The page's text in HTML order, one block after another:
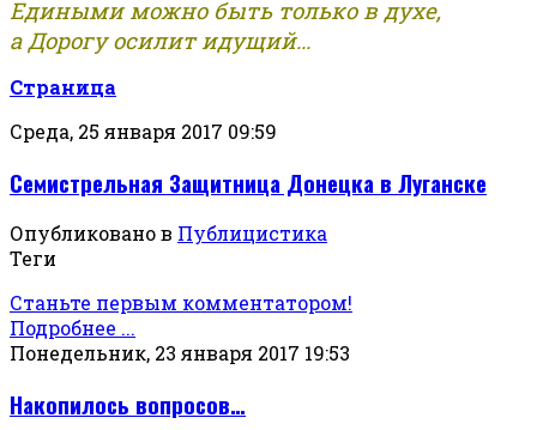
Едиными можно быть только в духе,
а Дорогу осилит идущий...
Страница
Среда, 25 января 2017 09:59
Семистрельная Защитница Донецка в Луганске
Опубликовано в Публицистика
Теги
Станьте первым комментатором!
Подробнее ...
Понедельник, 23 января 2017 19:53
Накопилось вопросов…